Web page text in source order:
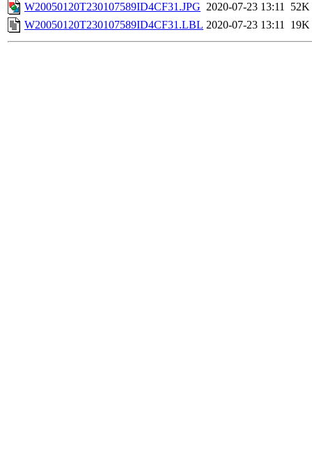
W20050120T230107589ID4CF31.JPG 2020-07-23 13:11 52K
W20050120T230107589ID4CF31.LBL 2020-07-23 13:11 19K